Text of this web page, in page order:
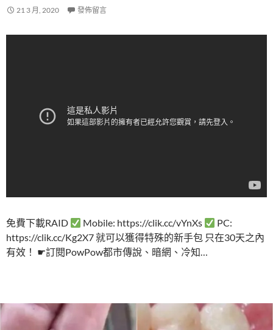
21 3 月, 2020 發佈留言
免費下載RAID Mobile: https://clik.cc/vYnXs
PC:
https://clik.cc/Kg2X7 就可以獲得特殊的新手包 只在30天之內
有效！ ☛訂閱PowPow都市傳說、暗網、冷知…